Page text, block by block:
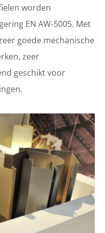
worden
EN AW-5005. Met
goede mechanische
zeer
geschikt voor